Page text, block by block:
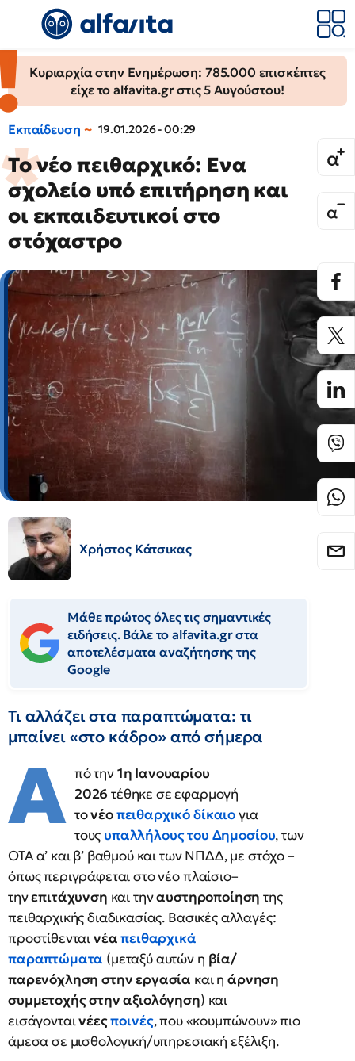
Κυριαρχία στην Ενημέρωση: 785.000 επισκέπτες
είχε το alfavita.gr στις 5 Αυγούστου!
Εκπαίδευση 19.01.2026 - 00:29
Το νέο πειθαρχικό: Eνα
σχολείο υπό επιτήρηση και
οι εκπαιδευτικοί στο
στόχαστρο
Χρήστος Κάτσικας
Μάθε πρώτος όλες τις σημαντικές
ειδήσεις. Βάλε το alfavita.gr στα
αποτελέσματα αναζήτησης της
Google
Τι αλλάζει στα παραπτώματα: τι
μπαίνει «στο κάδρο» από σήμερα
Α πό την1η Ιανουαρίου
2026 τέθηκε σε εφαρμογή
τονέοπειθαρχικό δίκαιογια
τους υπαλλήλους του Δημοσίου, των
ΟΤΑ α’ και β’ βαθμού και των ΝΠΔΔ, με στόχο –
όπως περιγράφεται στο νέο πλαίσιο–
τηνεπιτάχυνση και τηναυστηροποίηση της
πειθαρχικής διαδικασίας. Βασικές αλλαγές:
προστίθενταινέαπειθαρχικά
παραπτώματα (μεταξύ αυτών η βία/
παρενόχληση στην εργασία και ηάρνηση
συμμετοχής στην αξιολόγηση) και
εισάγονταινέεςποινές, που «κουμπώνουν» πιο
άμεσα σε μισθολογική/υπηρεσιακή εξέλιξη.